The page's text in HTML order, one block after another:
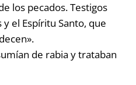
los pecados. Testigos
el Espíritu Santo, que
de rabia y trataban